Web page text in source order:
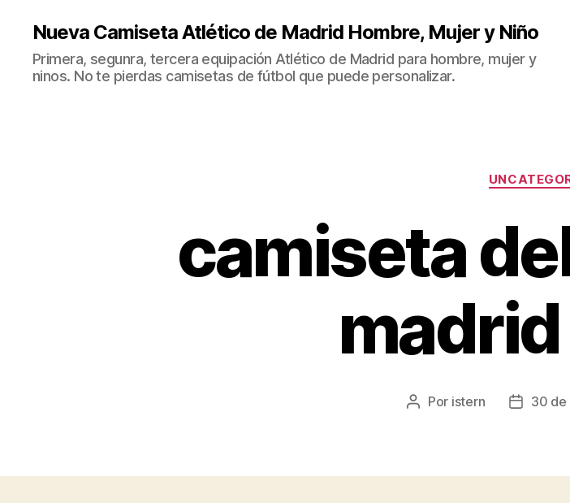
Nueva Camiseta Atlético de Madrid Hombre, Mujer y Niño
Primera, segunra, tercera equipación Atlético de Madrid para hombre, mujer y
ninos. No te pierdas camisetas de fútbol que puede personalizar.
camiseta
Autor
Por istern
Fecha30 de